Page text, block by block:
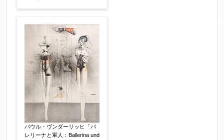
により弊社からのお返事も受信できない場合がご
ざいますので、お電話(
合わせください。
電話番号 【必須】
※携帯電話などご連絡が取りやすいお電話番号を
お願い致します。
パウル・ヴンダーリッヒ「バ
レリーナと軍人：Ballerina und